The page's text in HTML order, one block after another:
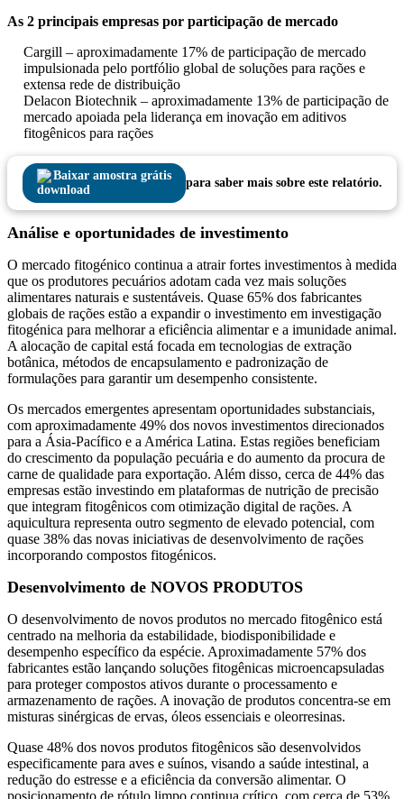
As 2 principais empresas por participação de mercado
Cargill – aproximadamente 17% de participação de mercado
impulsionada pelo portfólio global de soluções para rações e
extensa rede de distribuição
Delacon Biotechnik – aproximadamente 13% de participação de
mercado apoiada pela liderança em inovação em aditivos
fitogênicos para rações
Baixar amostra grátis
para saber mais sobre este relatório.
Análise e oportunidades de investimento
O mercado fitogénico continua a atrair fortes investimentos à medida
que os produtores pecuários adotam cada vez mais soluções
alimentares naturais e sustentáveis. Quase 65% dos fabricantes
globais de rações estão a expandir o investimento em investigação
fitogénica para melhorar a eficiência alimentar e a imunidade animal.
A alocação de capital está focada em tecnologias de extração
botânica, métodos de encapsulamento e padronização de
formulações para garantir um desempenho consistente.
Os mercados emergentes apresentam oportunidades substanciais,
com aproximadamente 49% dos novos investimentos direcionados
para a Ásia-Pacífico e a América Latina. Estas regiões beneficiam
do crescimento da população pecuária e do aumento da procura de
carne de qualidade para exportação. Além disso, cerca de 44% das
empresas estão investindo em plataformas de nutrição de precisão
que integram fitogênicos com otimização digital de rações. A
aquicultura representa outro segmento de elevado potencial, com
quase 38% das novas iniciativas de desenvolvimento de rações
incorporando compostos fitogénicos.
Desenvolvimento de NOVOS PRODUTOS
O desenvolvimento de novos produtos no mercado fitogênico está
centrado na melhoria da estabilidade, biodisponibilidade e
desempenho específico da espécie. Aproximadamente 57% dos
fabricantes estão lançando soluções fitogênicas microencapsuladas
para proteger compostos ativos durante o processamento e
armazenamento de rações. A inovação de produtos concentra-se em
misturas sinérgicas de ervas, óleos essenciais e oleorresinas.
Quase 48% dos novos produtos fitogênicos são desenvolvidos
especificamente para aves e suínos, visando a saúde intestinal, a
redução do estresse e a eficiência da conversão alimentar. O